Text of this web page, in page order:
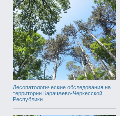
Лесопатологические обследования на
территории Карачаево-Черкесской
Республики